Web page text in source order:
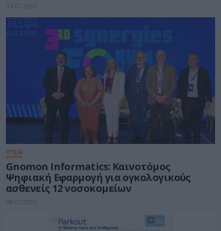
14.07.2026
ΥΓΕΙΑ
Gnomon Informatics: Καινοτόμος
Ψηφιακή Εφαρμογή για ογκολογικούς
ασθενείς 12 νοσοκομείων
08.07.2026